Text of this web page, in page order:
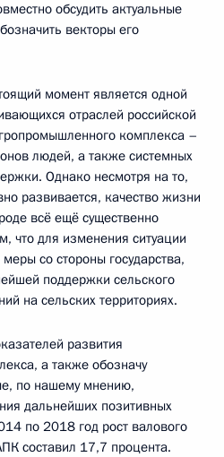
обсудить актуальные
векторы его
момент является одной
отраслей российской
комплекса –
людей, а также системных
Однако несмотря на то,
развивается, качество жизни
всё ещё существенно
что для изменения ситуации
со стороны государства,
поддержки сельского
на сельских территориях.
развития
а также обозначу
по нашему мнению,
дальнейших позитивных
по 2018 год рост валового
составил 17,7 процента.